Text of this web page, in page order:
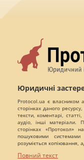
Юридичні
Protocol.ua є власником
сторінках даного
тексти, коментарі,
аудіо, інші матеріали.
сторінках «Протокол»
пошуковими
розуміється копіювання,
Повний текст